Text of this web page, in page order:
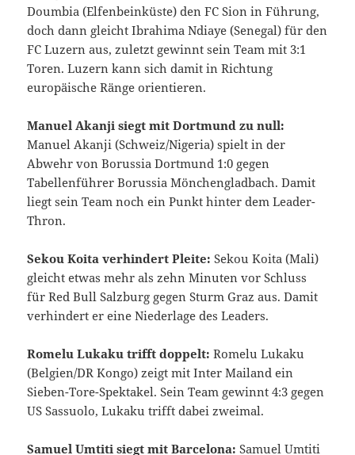
Doumbia (Elfenbeinküste) den FC Sion in Führung,
doch dann gleicht Ibrahima Ndiaye (Senegal) für den
FC Luzern aus, zuletzt gewinnt sein Team mit 3:1
Toren. Luzern kann sich damit in Richtung
europäische Ränge orientieren.
Manuel Akanji siegt mit Dortmund zu null:
Manuel Akanji (Schweiz/Nigeria) spielt in der
Abwehr von Borussia Dortmund 1:0 gegen
Tabellenführer Borussia Mönchengladbach. Damit
liegt sein Team noch ein Punkt hinter dem Leader-
Thron.
Sekou Koita verhindert Pleite: Sekou Koita (Mali)
gleicht etwas mehr als zehn Minuten vor Schluss
für Red Bull Salzburg gegen Sturm Graz aus. Damit
verhindert er eine Niederlage des Leaders.
Romelu Lukaku trifft doppelt: Romelu Lukaku
(Belgien/DR Kongo) zeigt mit Inter Mailand ein
Sieben-Tore-Spektakel. Sein Team gewinnt 4:3 gegen
US Sassuolo, Lukaku trifft dabei zweimal.
Samuel Umtiti siegt mit Barcelona: Samuel Umtiti